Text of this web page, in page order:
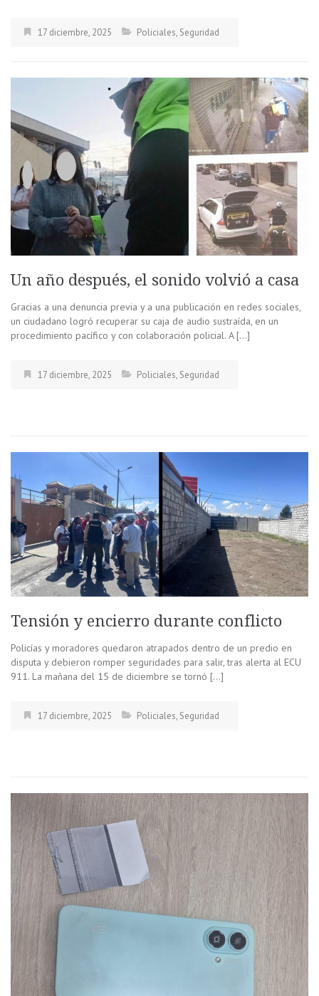
17 diciembre, 2025 Policiales, Seguridad
Un año después, el sonido volvió a casa
Gracias a una denuncia previa y a una publicación en redes sociales,
un ciudadano logró recuperar su caja de audio sustraída, en un
procedimiento pacífico y con colaboración policial. A […]
17 diciembre, 2025 Policiales, Seguridad
Tensión y encierro durante conflicto
Policías y moradores quedaron atrapados dentro de un predio en
disputa y debieron romper seguridades para salir, tras alerta al ECU
911. La mañana del 15 de diciembre se tornó […]
17 diciembre, 2025 Policiales, Seguridad